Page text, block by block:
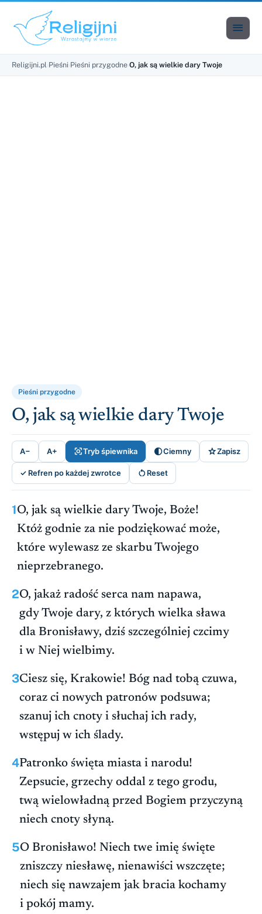

Religijni.pl›Pieśni›Pieśni przygodne›O, jak są wielkie dary Twoje
Pieśni przygodne
O, jak są wielkie dary Twoje
A− A+ Tryb śpiewnika Ciemny Zapisz
✓ Refren po każdej zwrotce Reset
1O, jak są wielkie dary Twoje, Boże!
Któż godnie za nie podziękować może,
które wylewasz ze skarbu Twojego
nieprzebranego.
2O, jakaż radość serca nam napawa,
gdy Twoje dary, z których wielka sława
dla Bronisławy, dziś szczególniej czcimy
i w Niej wielbimy.
3Ciesz się, Krakowie! Bóg nad tobą czuwa,
coraz ci nowych patronów podsuwa;
szanuj ich cnoty i słuchaj ich rady,
wstępuj w ich ślady.
4Patronko święta miasta i narodu!
Zepsucie, grzechy oddal z tego grodu,
twą wielowładną przed Bogiem przyczyną
niech cnoty słyną.
5O Bronisławo! Niech twe imię święte
zniszczy niesławę, nienawiści wszczęte;
niech się nawzajem jak bracia kochamy
i pokój mamy.